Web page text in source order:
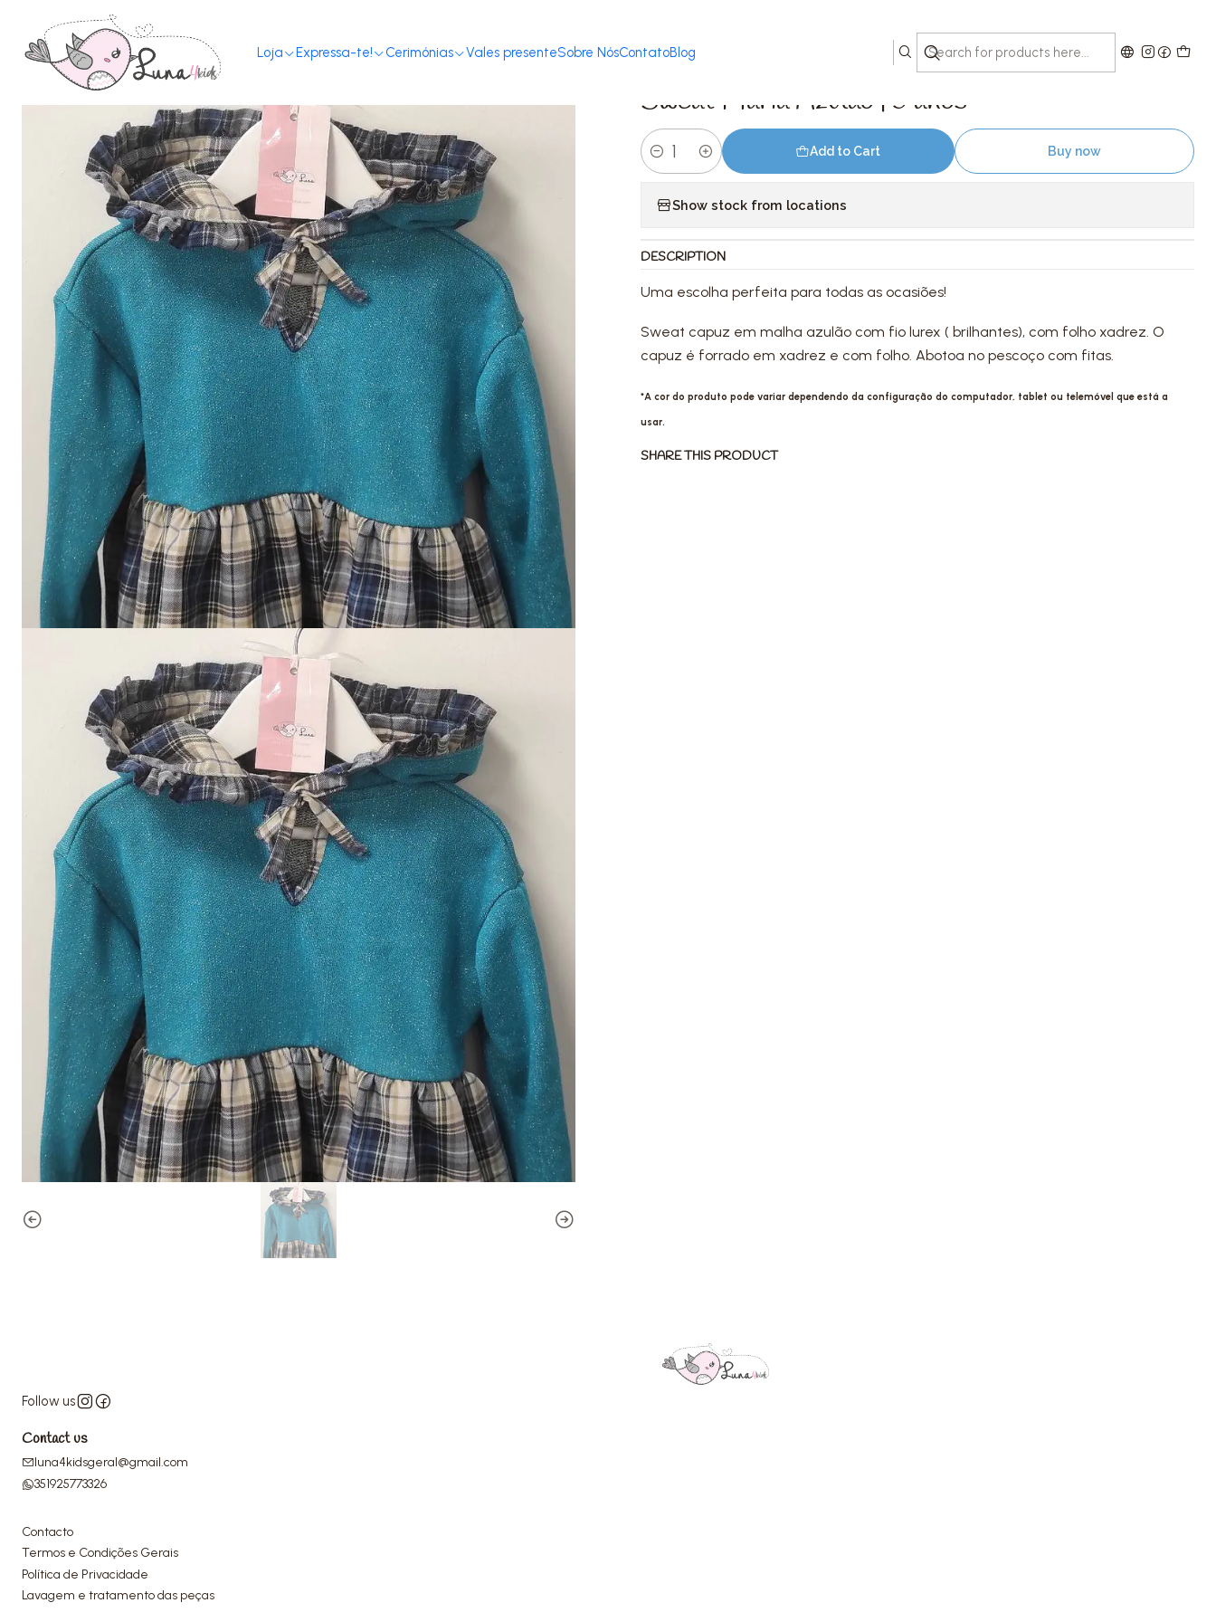
Loja Expressa-te! Cerimónias Vales presenteSobre NósContatoBlog
Sweat Maria Azulão | 3 anos
Quantity
Add to Cart Buy now
Show stock from locations
DESCRIPTION
Uma escolha perfeita para todas as ocasiões!
Sweat capuz em malha azulão com fio lurex ( brilhantes), com folho xadrez. O
capuz é forrado em xadrez e com folho. Abotoa no pescoço com fitas.
*A cor do produto pode variar dependendo da configuração do computador, tablet ou telemóvel que está a
usar.
SHARE THIS PRODUCT
Follow us
Contact us
luna4kidsgeral@gmail.com
351925773326
Contacto
Termos e Condições Gerais
Política de Privacidade
Lavagem e tratamento das peças